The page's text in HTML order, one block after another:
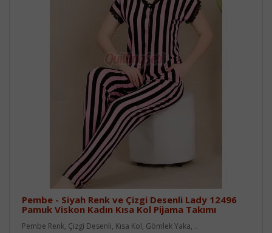
Pembe - Siyah Renk ve Çizgi Desenli Lady 12496
Pamuk Viskon Kadın Kısa Kol Pijama Takımı
Pembe Renk, Çizgi Desenli, Kısa Kol, Gömlek Yaka, ..